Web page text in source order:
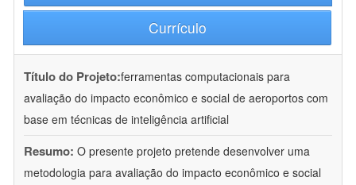
Currículo
Título do Projeto:ferramentas computacionais para
avaliação do impacto econômico e social de aeroportos com
base em técnicas de inteligência artificial
Resumo: O presente projeto pretende desenvolver uma
metodologia para avaliação do impacto econômico e social